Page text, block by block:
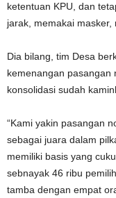
ketentuan KPU, dan
jarak, memakai masker,
Dia bilang, tim Desa
kemenangan pasangan
konsolidasi sudah
“Kami yakin pasangan
sebagai juara dalam
memiliki basis yang
sebnayak 46 ribu
tamba dengan empat